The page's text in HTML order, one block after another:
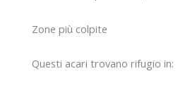
Zone più colpite
Questi acari trovano rifugio in: